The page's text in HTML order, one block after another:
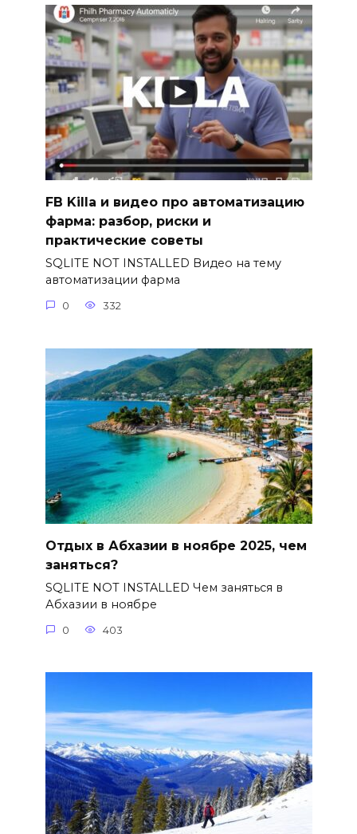
FB Killa и видео про автоматизацию
фарма: разбор, риски и
практические советы
SQLITE NOT INSTALLED Видео на тему
автоматизации фарма
0 332
Отдых в Абхазии в ноябре 2025, чем
заняться?
SQLITE NOT INSTALLED Чем заняться в
Абхазии в ноябре
0 403